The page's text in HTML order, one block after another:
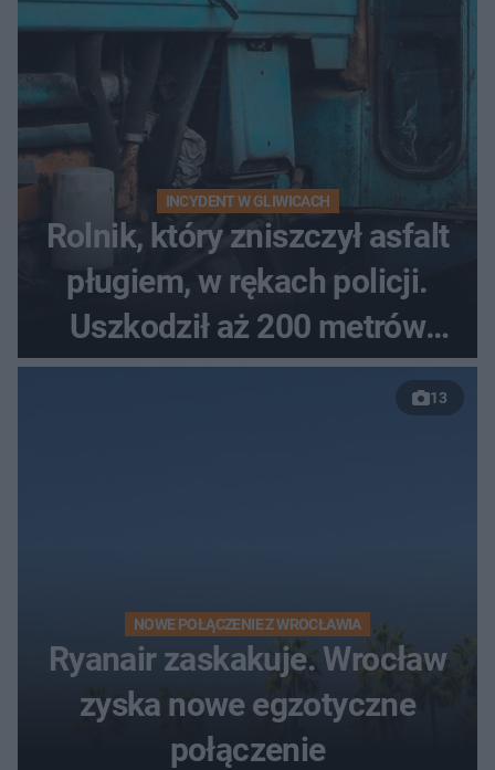
INCYDENT W GLIWICACH
Rolnik, który zniszczył asfalt
pługiem, w rękach policji.
Uszkodził aż 200 metrów
nowej drogi
13
NOWE POŁĄCZENIE Z WROCŁAWIA
Ryanair zaskakuje. Wrocław
zyska nowe egzotyczne
połączenie